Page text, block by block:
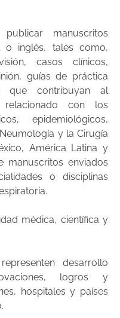
manuscritos
o inglés, tales como,
casos clínicos,
guías de práctica
contribuyan al
con los
epidemiológicos,
y la Cirugía
América Latina y
manuscritos enviados
o disciplinas
médica, científica y
desarrollo
logros y
hospitales y países